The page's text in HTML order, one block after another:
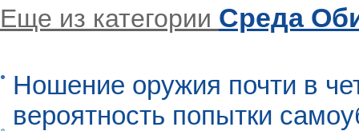
Еще из категории Среда
Ношение оружия почти в
вероятность попытки